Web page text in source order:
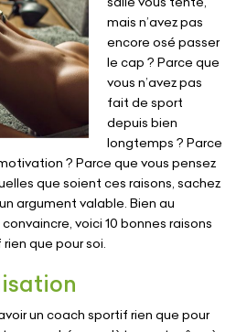
mais n’avez pas
encore osé passer
le cap ? Parce que
vous n’avez pas
fait de sport
depuis bien
longtemps ? Parce
? Parce que vous pensez
que soient ces raisons, sachez
argument valable. Bien au
voici 10 bonnes raisons
que pour soi.
un coach sportif rien que pour